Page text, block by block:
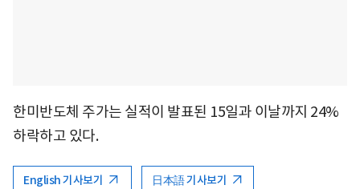
한미반도체 주가는 실적이 발표된 15일과 이날까지 24%
하락하고 있다.
English 기사보기 日本語 기사보기